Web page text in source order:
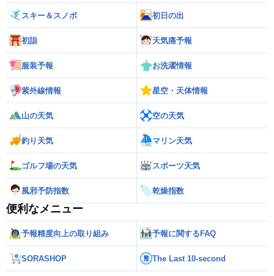
スキー＆スノボ 初日の出
初詣 天気痛予報
服装予報 お洗濯情報
紫外線情報 星空・天体情報
山の天気 空の天気
釣り天気 マリン天気
ゴルフ場の天気 スポーツ天気
風邪予防指数 乾燥指数
便利なメニュー
予報精度向上の取り組み 予報に関するFAQ
SORASHOP The Last 10-second